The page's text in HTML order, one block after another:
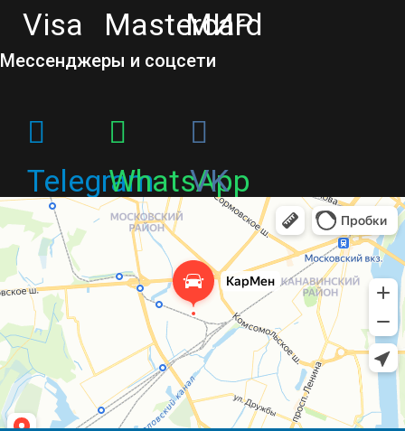
Visa Mastercard
МИР
Мессенджеры и соцсети
TelegramWhatsApp
VK